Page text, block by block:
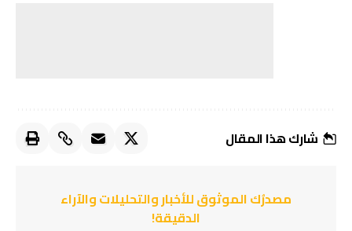
شارك هذا المقال
مصدرُك الموثوق للأخبار والتحليلات والآراء
الدقيقة!